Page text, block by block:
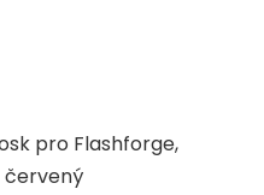
pro Flashforge,
červený